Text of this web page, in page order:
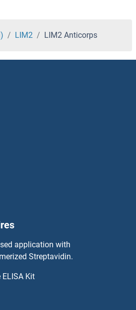
LIM2 LIM2 Anticorps
application with
Streptavidin.
Kit